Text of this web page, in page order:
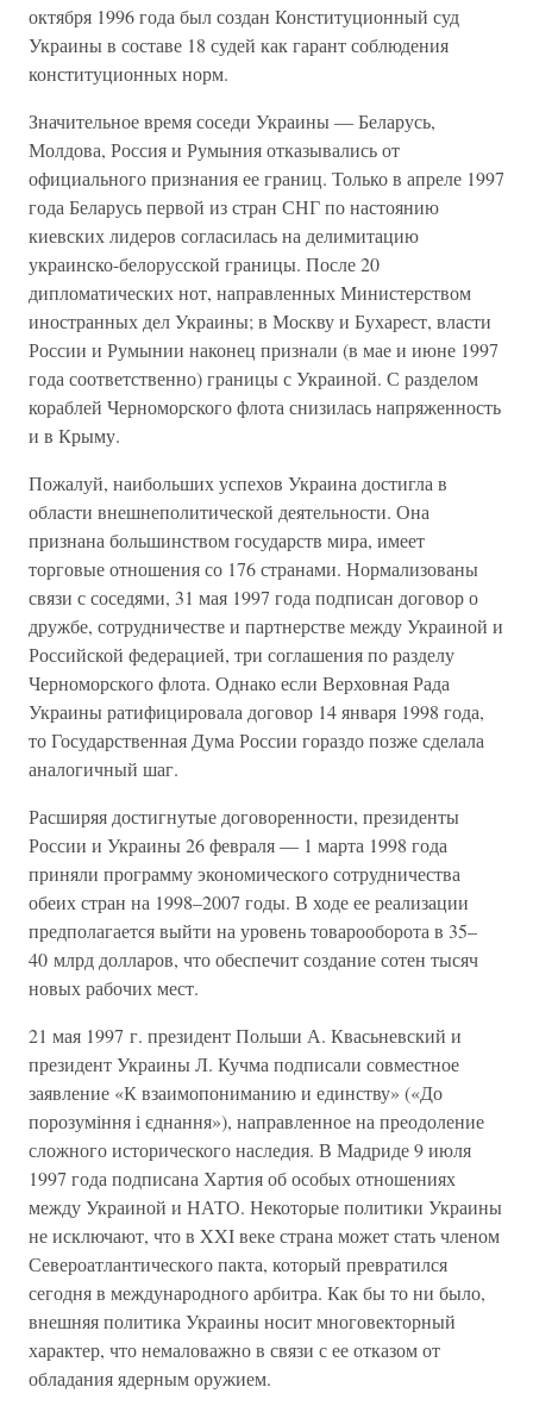
октября 1996 года был создан Конституционный суд
Украины в составе 18 судей как гарант соблюдения
конституционных норм.
Значительное время соседи Украины — Беларусь,
Молдова, Россия и Румыния отказывались от
официального признания ее границ. Только в апреле 1997
года Беларусь первой из стран СНГ по настоянию
киевских лидеров согласилась на делимитацию
украинско-белорусской границы. После 20
дипломатических нот, направленных Министерством
иностранных дел Украины; в Москву и Бухарест, власти
России и Румынии наконец признали (в мае и июне 1997
года соответственно) границы с Украиной. С разделом
кораблей Черноморского флота снизилась напряженность
и в Крыму.
Пожалуй, наибольших успехов Украина достигла в
области внешнеполитической деятельности. Она
признана большинством государств мира, имеет
торговые отношения со 176 странами. Нормализованы
связи с соседями, 31 мая 1997 года подписан договор о
дружбе, сотрудничестве и партнерстве между Украиной и
Российской федерацией, три соглашения по разделу
Черноморского флота. Однако если Верховная Рада
Украины ратифицировала договор 14 января 1998 года,
то Государственная Дума России гораздо позже сделала
аналогичный шаг.
Расширяя достигнутые договоренности, президенты
России и Украины 26 февраля — 1 марта 1998 года
приняли программу экономического сотрудничества
обеих стран на 1998–2007 годы. В ходе ее реализации
предполагается выйти на уровень товарооборота в 35–
40 млрд долларов, что обеспечит создание сотен тысяч
новых рабочих мест.
21 мая 1997 г. президент Польши А. Квасьневский и
президент Украины Л. Кучма подписали совместное
заявление «К взаимопониманию и единству» («До
порозуміння і єднання»), направленное на преодоление
сложного исторического наследия. В Мадриде 9 июля
1997 года подписана Хартия об особых отношениях
между Украиной и НАТО. Некоторые политики Украины
не исключают, что в XXI веке страна может стать членом
Североатлантического пакта, который превратился
сегодня в международного арбитра. Как бы то ни было,
внешняя политика Украины носит многовекторный
характер, что немаловажно в связи с ее отказом от
обладания ядерным оружием.